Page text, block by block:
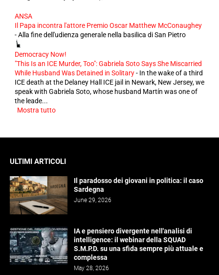
ANSA
Il Papa incontra l'attore Premio Oscar Matthew McConaughey
-Alla fine dell'udienza generale nella basilica di San Pietro
Democracy Now!
"This Is an ICE Murder, Too": Gabriela Soto Says She Miscarried
While Husband Was Detained in Solitary- In the wake of a third
ICE death at the Delaney Hall ICE jail in Newark, New Jersey, we
speak with Gabriela Soto, whose husband Martín was one of
the leade...
Mostra tutto
ULTIMI ARTICOLI
Il paradosso dei giovani in politica: il caso
Sardegna
June 29, 2026
IA e pensiero divergente nell'analisi di
intelligence: il webinar della SQUAD
S.M.P.D. su una sfida sempre più attuale e
complessa
May 28, 2026